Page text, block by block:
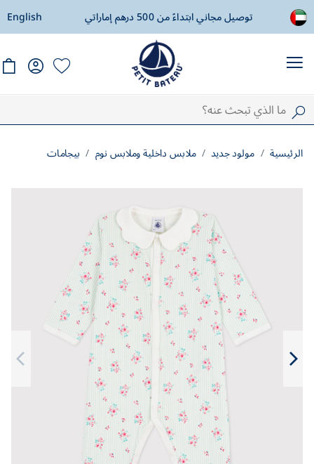
توصيل مجاني ابتداءً من 500 درهم إماراتي English
الرئيسية مولود جديد ملابس داخلية وملابس نوم بيجامات